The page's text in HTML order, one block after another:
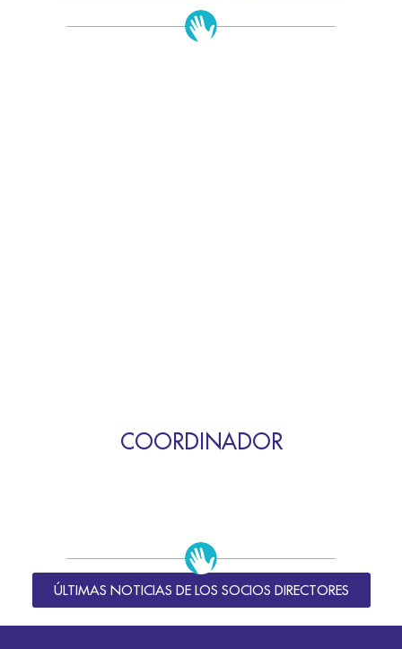
COORDINADOR
ÚLTIMAS NOTICIAS DE LOS SOCIOS DIRECTORES